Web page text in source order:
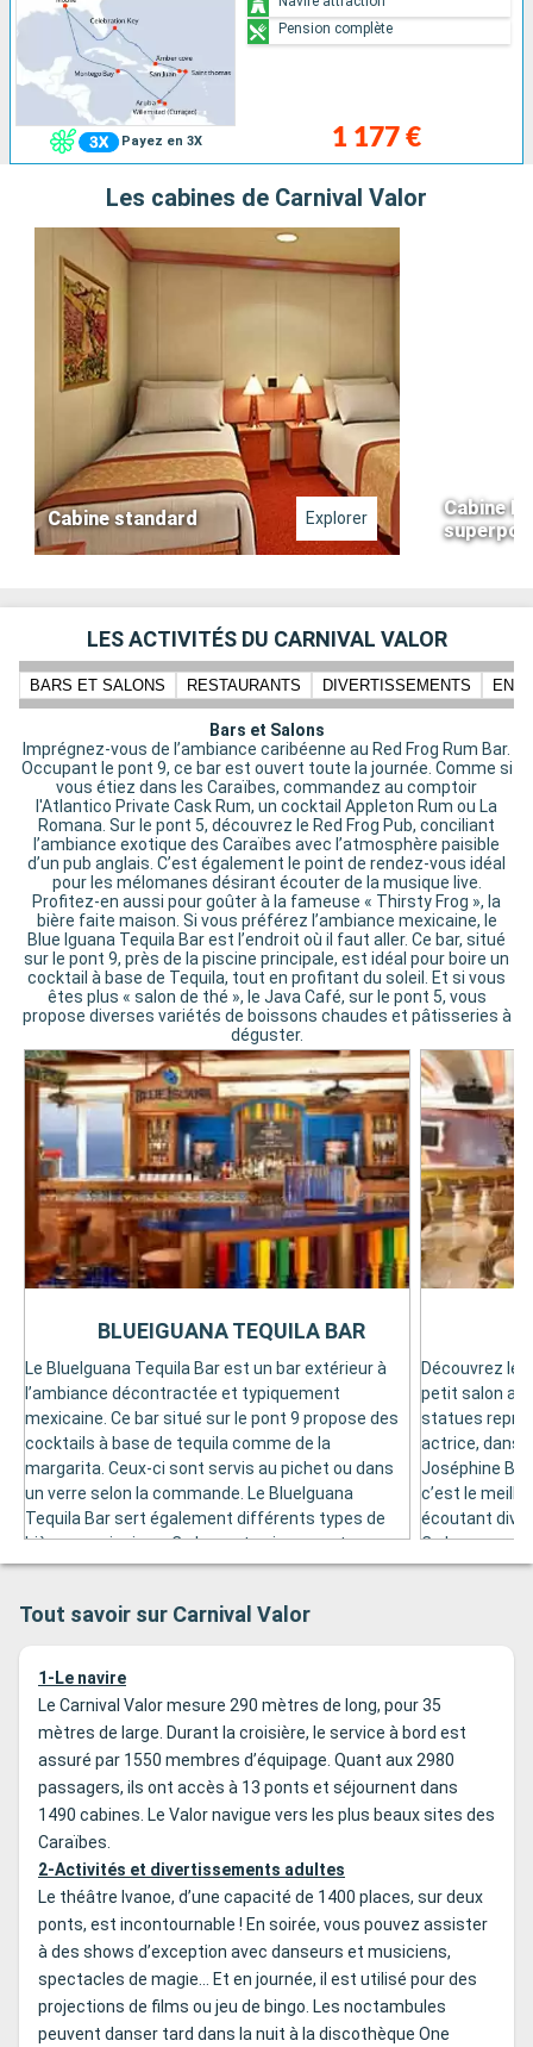
Payez en 3X 1 177 €
Pension complète
Les cabines de Carnival Valor
Cabine standard Explorer
Cabine
LES ACTIVITÉS DU CARNIVAL VALOR
BARS ET SALONS RESTAURANTS DIVERTISSEMENTS
Bars et Salons
Imprégnez-vous de l’ambiance caribéenne au Red Frog Rum Bar.
Occupant le pont 9, ce bar est ouvert toute la journée. Comme si
vous étiez dans les Caraïbes, commandez au comptoir
l'Atlantico Private Cask Rum, un cocktail Appleton Rum ou La
Romana. Sur le pont 5, découvrez le Red Frog Pub, conciliant
l’ambiance exotique des Caraïbes avec l’atmosphère paisible
d’un pub anglais. C’est également le point de rendez-vous idéal
pour les mélomanes désirant écouter de la musique live.
Profitez-en aussi pour goûter à la fameuse « Thirsty Frog », la
bière faite maison. Si vous préférez l’ambiance mexicaine, le
Blue Iguana Tequila Bar est l’endroit où il faut aller. Ce bar, situé
sur le pont 9, près de la piscine principale, est idéal pour boire un
cocktail à base de Tequila, tout en profitant du soleil. Et si vous
êtes plus « salon de thé », le Java Café, sur le pont 5, vous
propose diverses variétés de boissons chaudes et pâtisseries à
déguster.
Le BlueIguana Tequila Bar est un bar extérieur à
l’ambiance décontractée et typiquement
mexicaine. Ce bar situé sur le pont 9 propose des
cocktails à base de tequila comme de la
margarita. Ceux-ci sont servis au pichet ou dans
un verre selon la commande. Le BlueIguana
Tequila Bar sert également différents types de
bières mexicaines. Ce bar est uniquement
accessible aux passagers âgés de 21 ans et plus.
BLUEIGUANA TEQUILA BAR
Découvrez le
petit salon
statues
actrice,
Joséphine
c’est le
écoutant
Ce bar
danse.
Tout savoir sur Carnival Valor
1-Le navire
Le Carnival Valor mesure 290 mètres de long, pour 35
mètres de large. Durant la croisière, le service à bord est
assuré par 1550 membres d’équipage. Quant aux 2980
passagers, ils ont accès à 13 ponts et séjournent dans
1490 cabines. Le Valor navigue vers les plus beaux sites des
Caraïbes.
2-Activités et divertissements adultes
Le théâtre Ivanoe, d’une capacité de 1400 places, sur deux
ponts, est incontournable ! En soirée, vous pouvez assister
à des shows d’exception avec danseurs et musiciens,
spectacles de magie… Et en journée, il est utilisé pour des
projections de films ou jeu de bingo. Les noctambules
peuvent danser tard dans la nuit à la discothèque One